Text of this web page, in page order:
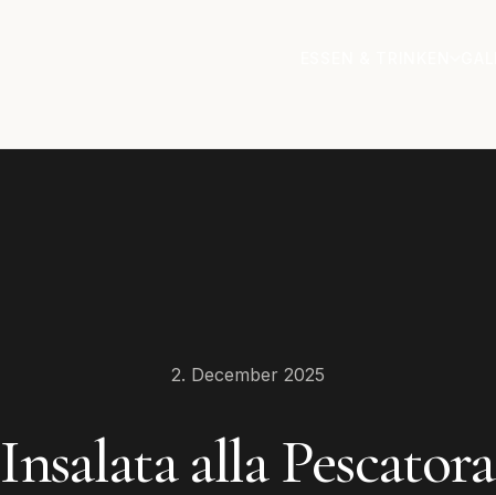
2. December 2025
Insalata alla Pescatora